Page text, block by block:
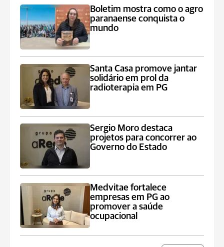
Boletim mostra como o agro
paranaense conquista o
mundo
Santa Casa promove jantar
solidário em prol da
radioterapia em PG
Sergio Moro destaca
projetos para concorrer ao
Governo do Estado
Medvitae fortalece
empresas em PG ao
promover a saúde
ocupacional